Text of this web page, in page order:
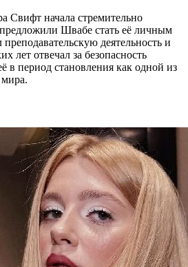
Свифт начала стремительно
предложили Швабе стать её личным
деятельность и
лет отвечал за безопасность
в период становления как одной из